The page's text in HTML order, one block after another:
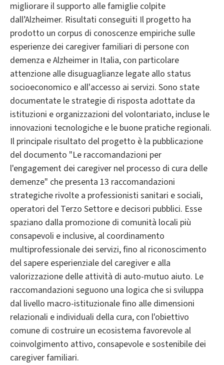
migliorare il supporto alle famiglie colpite
dall’Alzheimer. Risultati conseguiti Il progetto ha
prodotto un corpus di conoscenze empiriche sulle
esperienze dei caregiver familiari di persone con
demenza e Alzheimer in Italia, con particolare
attenzione alle disuguaglianze legate allo status
socioeconomico e all'accesso ai servizi. Sono state
documentate le strategie di risposta adottate da
istituzioni e organizzazioni del volontariato, incluse le
innovazioni tecnologiche e le buone pratiche regionali.
Il principale risultato del progetto è la pubblicazione
del documento "Le raccomandazioni per
l'engagement dei caregiver nel processo di cura delle
demenze" che presenta 13 raccomandazioni
strategiche rivolte a professionisti sanitari e sociali,
operatori del Terzo Settore e decisori pubblici. Esse
spaziano dalla promozione di comunità locali più
consapevoli e inclusive, al coordinamento
multiprofessionale dei servizi, fino al riconoscimento
del sapere esperienziale del caregiver e alla
valorizzazione delle attività di auto-mutuo aiuto. Le
raccomandazioni seguono una logica che si sviluppa
dal livello macro-istituzionale fino alle dimensioni
relazionali e individuali della cura, con l'obiettivo
comune di costruire un ecosistema favorevole al
coinvolgimento attivo, consapevole e sostenibile dei
caregiver familiari.